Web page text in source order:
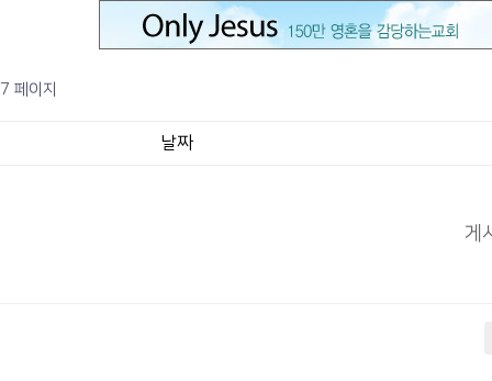
7 페이지
날짜
게